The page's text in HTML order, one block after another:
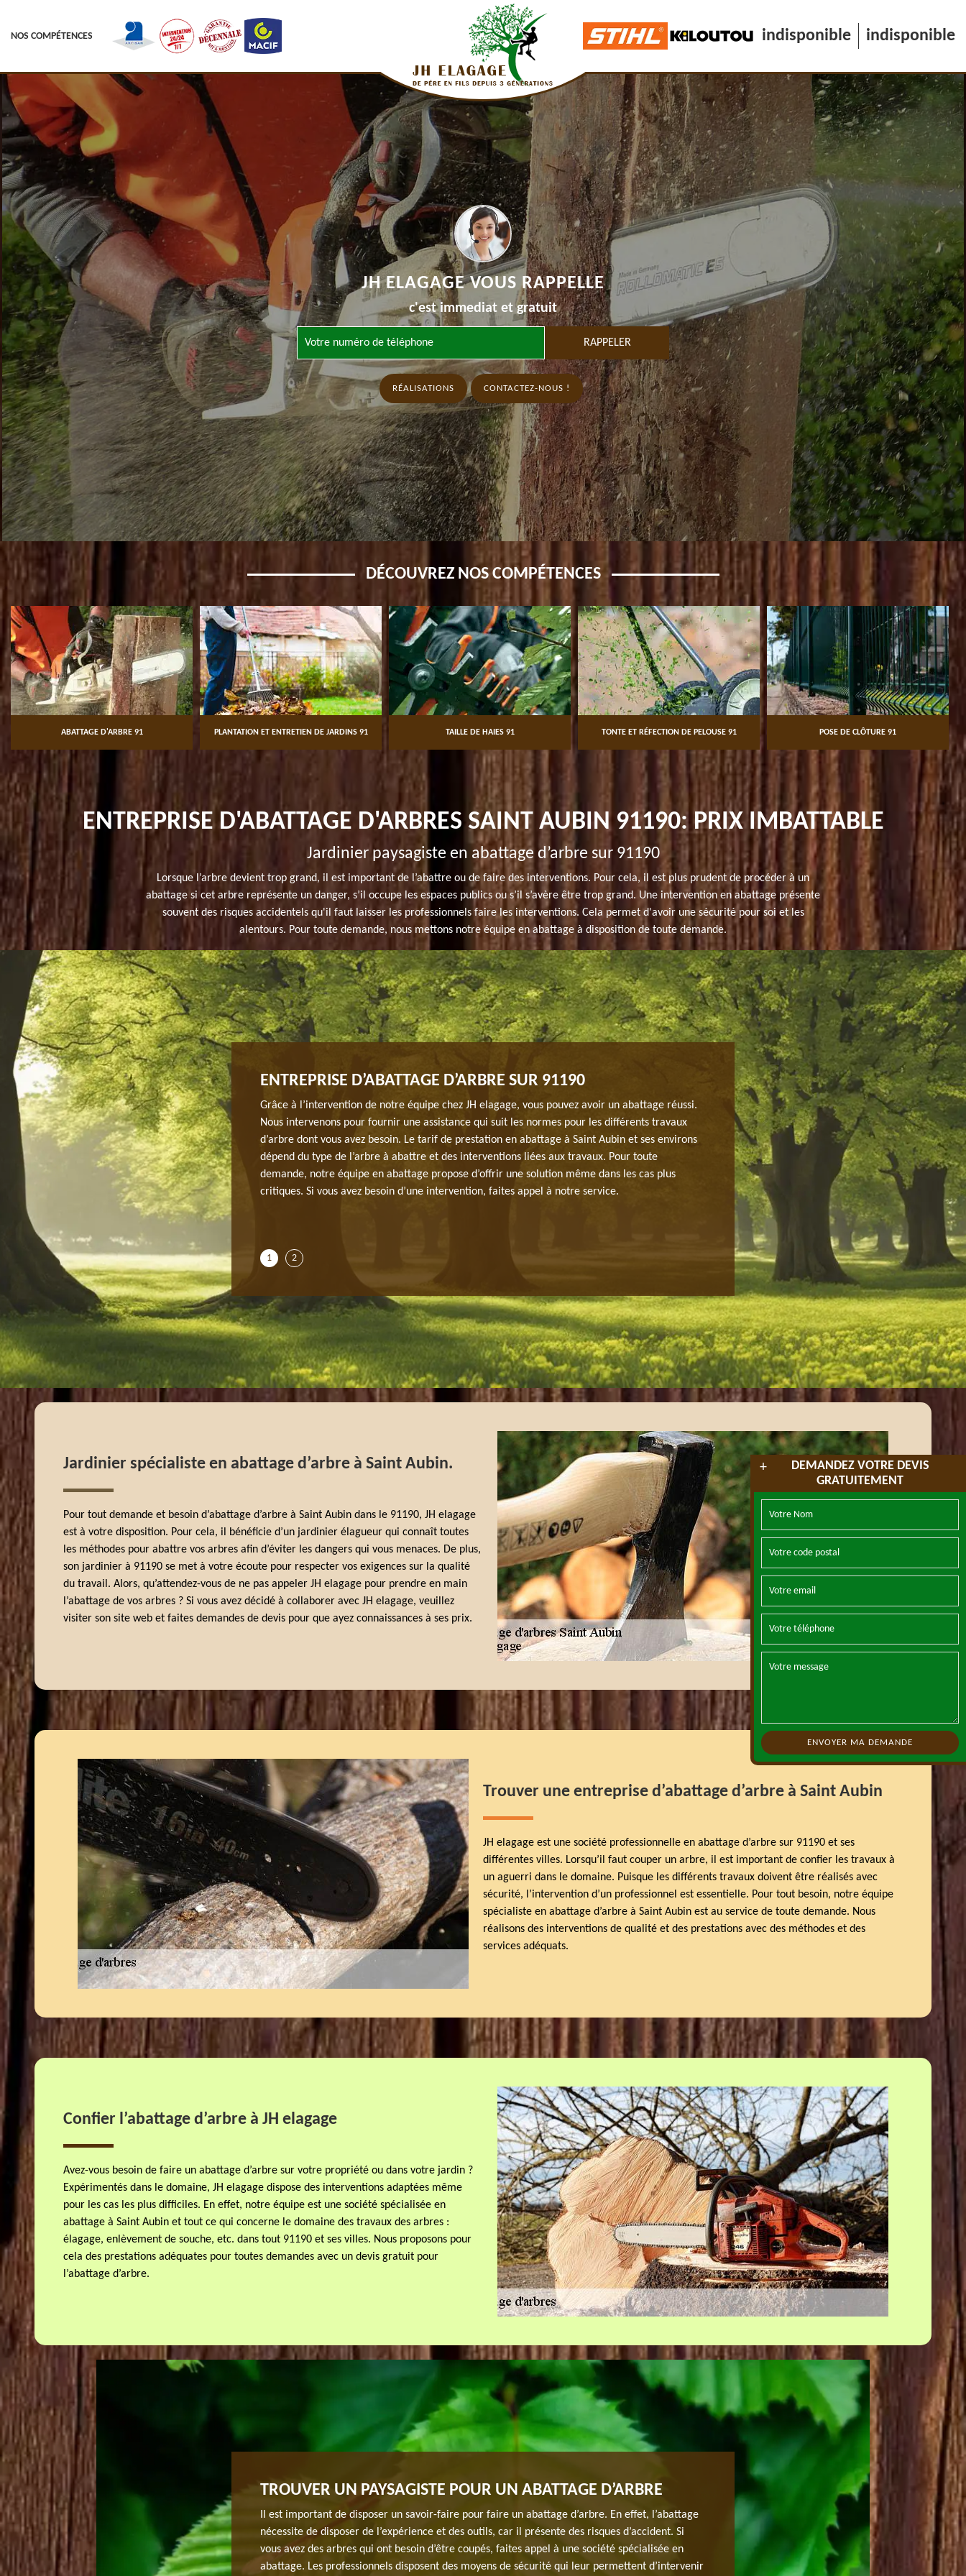
NOS COMPÉTENCES indisponible indisponible
JH ELAGAGE VOUS RAPPELLE
c'est immediat et gratuit
RÉALISATIONS CONTACTEZ-NOUS !
DÉCOUVREZ NOS COMPÉTENCES
ABATTAGE D'ARBRE 91 PLANTATION ET ENTRETIEN DE JARDINS 91 TAILLE DE HAIES 91 TONTE ET RÉFECTION DE PELOUSE 91 POSE DE CLÔTURE 91
+
DEMANDEZ VOTRE DEVIS
GRATUITEMENT
ENTREPRISE D'ABATTAGE D'ARBRES SAINT AUBIN 91190: PRIX IMBATTABLE
Jardinier paysagiste en abattage d’arbre sur 91190
Lorsque l’arbre devient trop grand, il est important de l’abattre ou de faire des interventions. Pour cela, il est plus prudent de procéder à un
abattage si cet arbre représente un danger, s’il occupe les espaces publics ou s’il s’avère être trop grand. Une intervention en abattage présente
souvent des risques accidentels qu'il faut laisser les professionnels faire les interventions. Cela permet d'avoir une sécurité pour soi et les
alentours. Pour toute demande, nous mettons notre équipe en abattage à disposition de toute demande.
D’ABATTAGE D’ARBRE À
à Saint Aubin ? JH elagage qui se trouve à Saint
arbres, il dispose d’une équipe des paysagistes
quel moment pour vous secourir. En fait, les aléas
environnement et les arbres s n’en seront pas
il est nécessaire de procéder à un abattage si
les dangers qui puissent se produire. Si vous
JH elagage si vous avez un ou des arbres à abattre.
ENTREPRISE D’ABATTAGE D’ARBRE SUR 91190
Grâce à l’intervention de notre équipe chez JH elagage, vous pouvez avoir un abattage réussi.
Nous intervenons pour fournir une assistance qui suit les normes pour les différents travaux
d’arbre dont vous avez besoin. Le tarif de prestation en abattage à Saint Aubin et ses environs
dépend du type de l’arbre à abattre et des interventions liées aux travaux. Pour toute
demande, notre équipe en abattage propose d’offrir une solution même dans les cas plus
critiques. Si vous avez besoin d’une intervention, faites appel à notre service.
L’INTERVENTION DES PAYSAGISTES
SAINT AUBIN.
Vous cherchez un expert en abattage d’arbre à Saint
Aubin est à votre service. Pour abattre vos arbres, il
élagueurs capables d’intervenir à n’importe quel
de la nature peuvent tout à fait affecter notre
toujours épargnés. C’est la raison pour laquelle, il est
l’arbre est malade ou déraciné afin d’éviter les
habitez à Saint Aubin, n’hésitez à contacter JH
1 2
Jardinier spécialiste en abattage d’arbre à Saint Aubin.
Pour tout demande et besoin d’abattage d’arbre à Saint Aubin dans le 91190, JH elagage
est à votre disposition. Pour cela, il bénéficie d’un jardinier élagueur qui connaît toutes
les méthodes pour abattre vos arbres afin d’éviter les dangers qui vous menaces. De plus,
son jardinier à 91190 se met à votre écoute pour respecter vos exigences sur la qualité
du travail. Alors, qu’attendez-vous de ne pas appeler JH elagage pour prendre en main
l’abattage de vos arbres ? Si vous avez décidé à collaborer avec JH elagage, veuillez
visiter son site web et faites demandes de devis pour que ayez connaissances à ses prix.
Trouver une entreprise d’abattage d’arbre à Saint Aubin
JH elagage est une société professionnelle en abattage d’arbre sur 91190 et ses
différentes villes. Lorsqu’il faut couper un arbre, il est important de confier les travaux à
un aguerri dans le domaine. Puisque les différents travaux doivent être réalisés avec
sécurité, l’intervention d’un professionnel est essentielle. Pour tout besoin, notre équipe
spécialiste en abattage d’arbre à Saint Aubin est au service de toute demande. Nous
réalisons des interventions de qualité et des prestations avec des méthodes et des
services adéquats.
Confier l’abattage d’arbre à JH elagage
Avez-vous besoin de faire un abattage d’arbre sur votre propriété ou dans votre jardin ?
Expérimentés dans le domaine, JH elagage dispose des interventions adaptées même
pour les cas les plus difficiles. En effet, notre équipe est une société spécialisée en
abattage à Saint Aubin et tout ce qui concerne le domaine des travaux des arbres :
élagage, enlèvement de souche, etc. dans tout 91190 et ses villes. Nous proposons pour
cela des prestations adéquates pour toutes demandes avec un devis gratuit pour
l’abattage d’arbre.
GRATUIT À SAINT AUBIN.
travaux d’abattage, il est conseillé de faire une
se préparer pour le budget. En fait, demander un
à Saint Aubin dans le 91190. Alors, pour la
JH elagage si vous habitez à Saint Aubin
TROUVER UN PAYSAGISTE POUR UN ABATTAGE D’ARBRE
Il est important de disposer un savoir-faire pour faire un abattage d’arbre. En effet, l’abattage
nécessite de disposer de l’expérience et des outils, car il présente des risques d’accident. Si
vous avez des arbres qui ont besoin d’être coupés, faites appel à une société spécialisée en
abattage. Les professionnels disposent des moyens de sécurité qui leur permettent d’intervenir
OBTENIR UN DEVIS D’ABATTAGE
Avant que l’entreprise prenne en main vos travaux
demande de devis afin que vous puissiez se préparer
devis est gratuit chez JH elagage qui se réside à Saint
réussite de votre projet ; n’hésitez pas à contacter JH